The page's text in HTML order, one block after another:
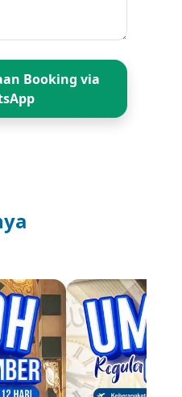
bisnis dan
Perak – Pelabuhan
untuk kegiatan
kapal besar.
Booking via